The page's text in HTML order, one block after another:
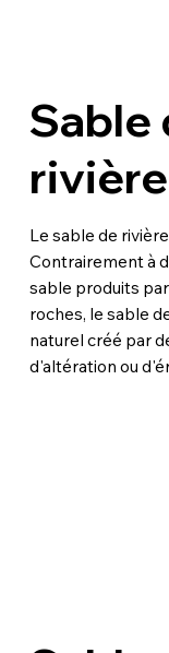
Sable
rivière
Le sable de
Contrairement à
sable produits
roches, le sable
naturel créé par
d'altération ou